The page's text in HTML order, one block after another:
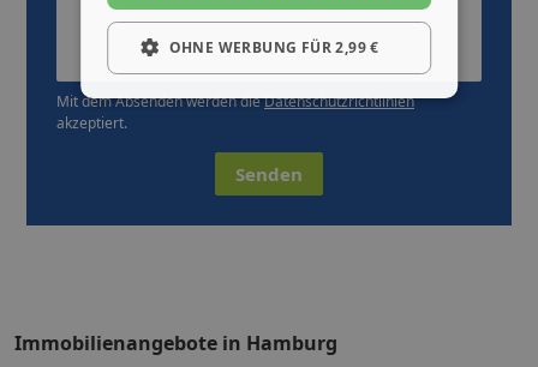
Mit dem Absenden werden dieDatenschutzrichtlinien
akzeptiert.
Senden
Immobilienangebote in Hamburg
OHNE WERBUNG FÜR 2,99 €